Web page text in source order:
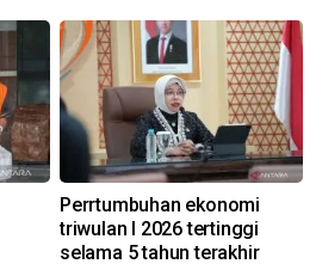
Perrtumbuhan ekonomi
triwulan I 2026 tertinggi
selama 5 tahun terakhir